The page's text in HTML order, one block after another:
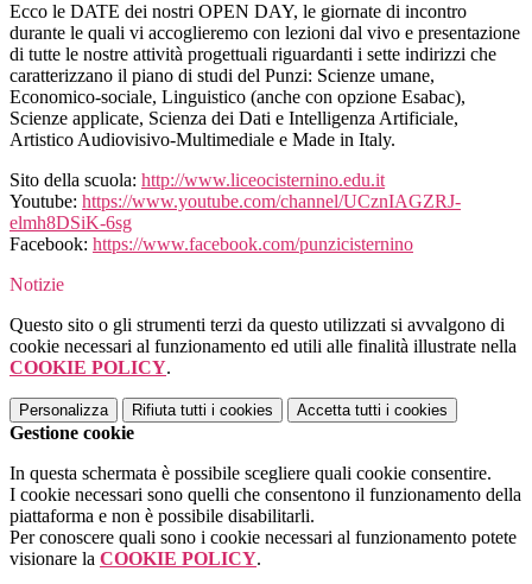
Ecco le DATE dei nostri OPEN DAY, le giornate di incontro
durante le quali vi accoglieremo con lezioni dal vivo e presentazione
di tutte le nostre attività progettuali riguardanti i sette indirizzi che
caratterizzano il piano di studi del Punzi: Scienze umane,
Economico-sociale, Linguistico (anche con opzione Esabac),
Scienze applicate, Scienza dei Dati e Intelligenza Artificiale,
Artistico Audiovisivo-Multimediale e Made in Italy.
Sito della scuola: http://www.liceocisternino.edu.it
Youtube: https://www.youtube.com/channel/UCznIAGZRJ-
elmh8DSiK-6sg
Facebook: https://www.facebook.com/punzicisternino
Notizie
Questo sito o gli strumenti terzi da questo utilizzati si avvalgono di
cookie necessari al funzionamento ed utili alle finalità illustrate nella
COOKIE POLICY.
Personalizza Rifiuta tutti i cookies Accetta tutti i cookies
Gestione cookie
In questa schermata è possibile scegliere quali cookie consentire.
I cookie necessari sono quelli che consentono il funzionamento della
piattaforma e non è possibile disabilitarli.
Per conoscere quali sono i cookie necessari al funzionamento potete
visionare la COOKIE POLICY.